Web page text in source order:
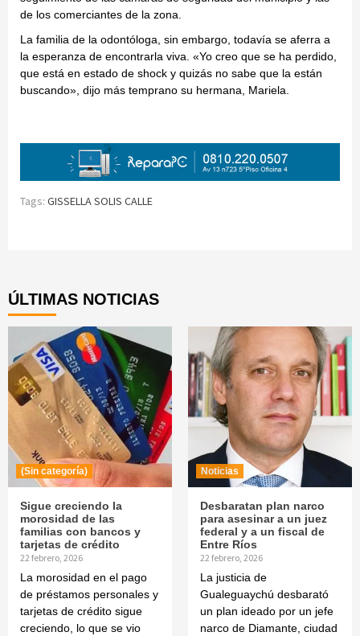
de los comerciantes de la zona.
La familia de la odontóloga, sin embargo, todavía se aferra a
la esperanza de encontrarla viva. «Yo creo que se ha perdido,
que está en estado de shock y quizás no sabe que la están
buscando», dijo más temprano su hermana, Mariela.
Tags: GISSELLA SOLIS CALLE
ÚLTIMAS NOTICIAS
(Sin categoría)
Sigue creciendo la
morosidad de las
familias con bancos y
tarjetas de crédito
22 febrero, 2026
La morosidad en el pago
de préstamos personales y
tarjetas de crédito sigue
creciendo, lo que se vio
Noticias
Desbaratan plan narco
para asesinar a un juez
federal y a un fiscal de
Entre Ríos
22 febrero, 2026
La justicia de
Gualeguaychú desbarató
un plan ideado por un jefe
narco de Diamante, ciudad